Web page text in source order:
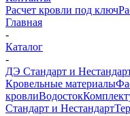
Расчет кровли под ключ
Главная
-
Каталог
-
ДЭ Стандарт и
Кровельные материалы
кровлиВодосток
Стандарт и Нестандарт